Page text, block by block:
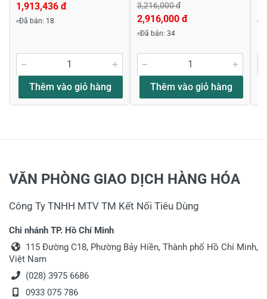
1,913,436 đ
Đã bán: 18
Thêm vào giỏ hàng
3,216,000 đ
2,916,000 đ
Đã bán: 34
Thêm vào giỏ hàng
VĂN PHÒNG GIAO DỊCH HÀNG HÓA
Công Ty TNHH MTV TM Kết Nối Tiêu Dùng
Chi nhánh TP. Hồ Chí Minh
115 Đường C18, Phường Bảy Hiền, Thành phố Hồ Chí Minh,
Việt Nam
(028) 3975 6686
0933 075 786